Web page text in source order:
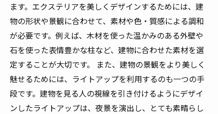
ます。エクステリアを美しくデザインするためには、建
物の形状や景観に合わせて、素材や色・質感による調和
が必要です。例えば、木材を使った温かみのある外壁や
石を使った表情豊かな柱など、建物に合わせた素材を選
定することが大切です。 また、建物の景観をより美しく
魅せるためには、ライトアップを利用するのも一つの手
段です。建物を見る人の視線を引き付けるようにデザイ
ンしたライトアップは、夜景を演出し、とても素晴らし